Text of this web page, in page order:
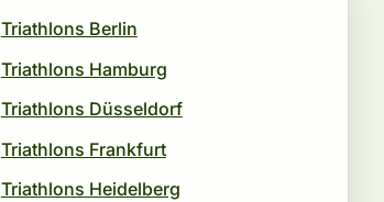
Triathlons Berlin
Triathlons Hamburg
Triathlons Düsseldorf
Triathlons Frankfurt
Triathlons Heidelberg